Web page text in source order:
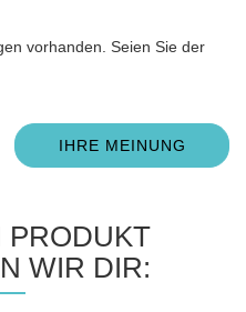
vorhanden. Seien Sie der
IHRE MEINUNG
PRODUKT
WIR DIR: